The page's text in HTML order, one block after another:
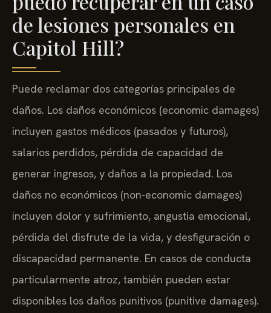
de lesiones personales en
Capitol Hill?
Puede reclamar dos categorías principales de
daños. Los daños económicos (economic damages)
incluyen gastos médicos (pasados y futuros),
salarios perdidos, pérdida de capacidad de
generar ingresos, y daños a la propiedad. Los
daños no económicos (non-economic damages)
incluyen dolor y sufrimiento, angustia emocional,
pérdida del disfrute de la vida, y desfiguración o
discapacidad permanente. En casos de conducta
particularmente atroz, también pueden estar
disponibles los daños punitivos (punitive damages).